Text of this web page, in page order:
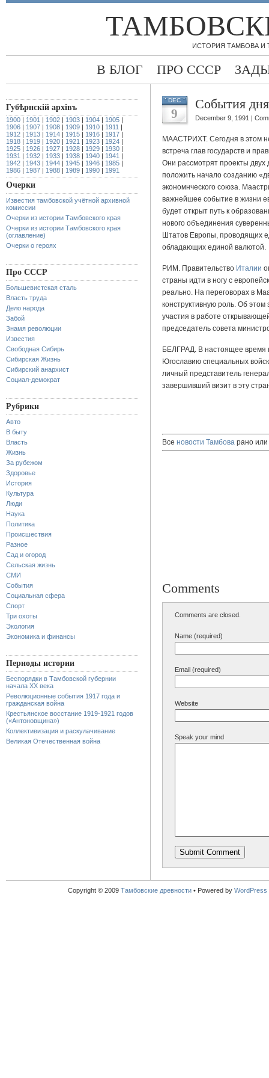
ИСТОРИЯ ТАМБОВА
В БЛОГ ПРО СССР
Губѣрнскiй архiвъ
1900 | 1901 | 1902 | 1903 | 1904 | 1905 |
1906 | 1907 | 1908 | 1909 | 1910 | 1911 |
1912 | 1913 | 1914 | 1915 | 1916 | 1917 |
1918 | 1919 | 1920 | 1921 | 1923 | 1924 |
1925 | 1926 | 1927 | 1928 | 1929 | 1930 |
1931 | 1932 | 1933 | 1938 | 1940 | 1941 |
1942 | 1943 | 1944 | 1945 | 1946 | 1985 |
1986 | 1987 | 1988 | 1989 | 1990 | 1991
Очерки
Известия тамбовской учётной архивной
комиссии
Очерки из истории Тамбовского края
Очерки из истории Тамбовского края
(оглавление)
Очерки о героях
Про СССР
Большевистская сталь
Власть труда
Дело народа
Забой
Знамя революции
Известия
Свободная Сибирь
Сибирская Жизнь
Сибирский анархист
Социал-демократ
Рубрики
Авто
В быту
Власть
Жизнь
За рубежом
Здоровье
История
Культура
Люди
Наука
Политика
Происшествия
Разное
Сад и огород
Сельская жизнь
СМИ
События
Социальная сфера
Спорт
Три охоты
Экология
Экономика и финансы
Периоды истории
Беспорядки в Тамбовской губернии
начала XX века
Революционные события 1917 года и
гражданская война
Крестьянское восстание 1919-1921 годов
(«Антоновщина»)
Коллективизация и раскулачивание
Великая Отечественная война
DEC
9
События дня
December 9, 1991 |
МААСТРИХТ. Сегодня в этом
встреча глав государств и
Они рассмотрят проекты двух
положить начало созданию
экономнческого союза.
важнейшее событие в жизни
будет открыт путь к
нового объединения
Штатов Европы, проводящих
обладающих единой валютой.
РИМ. Правительство Италии
страны идти в ногу с
реально. На переговорах в
конструктивную роль. Об
участия в работе
председатель совета
БЕЛГРАД. В настоящее время
Югославию специальных
личный представитель
завершивший визит в эту
Все новости Тамбова рано или
Comments
Comments are closed.
Name (required)
Email (required)
Website
Speak your mind
Copyright © 2009 Тамбовские древности • Powered by WordPress